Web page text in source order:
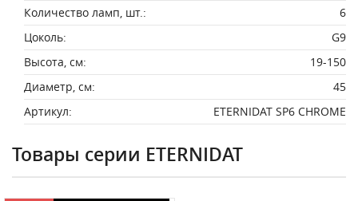
Количество ламп, шт.:
6
Цоколь:
G9
Высота, см:
19-150
Диаметр, см:
45
Артикул:
ETERNIDAT SP6 CHROME
Товары серии ETERNIDAT